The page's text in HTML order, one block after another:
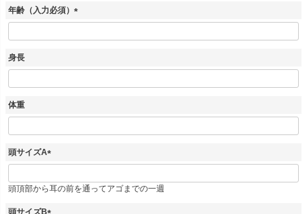
年齢（入力必須）
(
必
身長
体重
頭サイズA
(
必
須
頭頂部から耳の前を通ってアゴまでの一週
頭サイズB